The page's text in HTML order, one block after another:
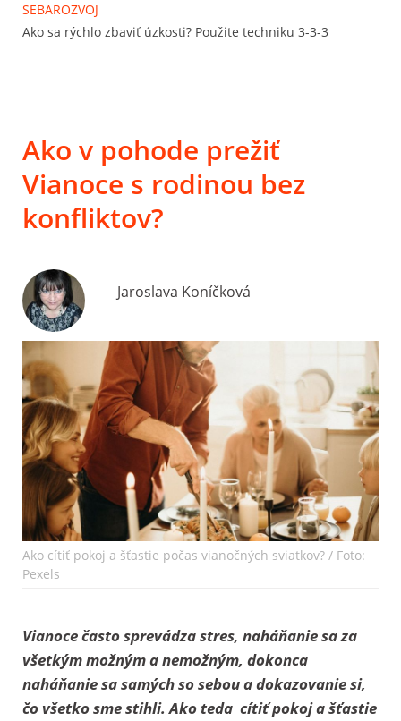
SEBAROZVOJ
Ako sa rýchlo zbaviť úzkosti? Použite techniku 3-3-3
Ako v pohode prežiť
Vianoce s rodinou bez
konfliktov?
Jaroslava Koníčková
Ako cítiť pokoj a šťastie počas vianočných sviatkov? / Foto:
Pexels
Vianoce často sprevádza stres, naháňanie sa za
všetkým možným a nemožným, dokonca
naháňanie sa samých so sebou a dokazovanie si,
čo všetko sme stihli. Ako teda cítiť pokoj a šťastie